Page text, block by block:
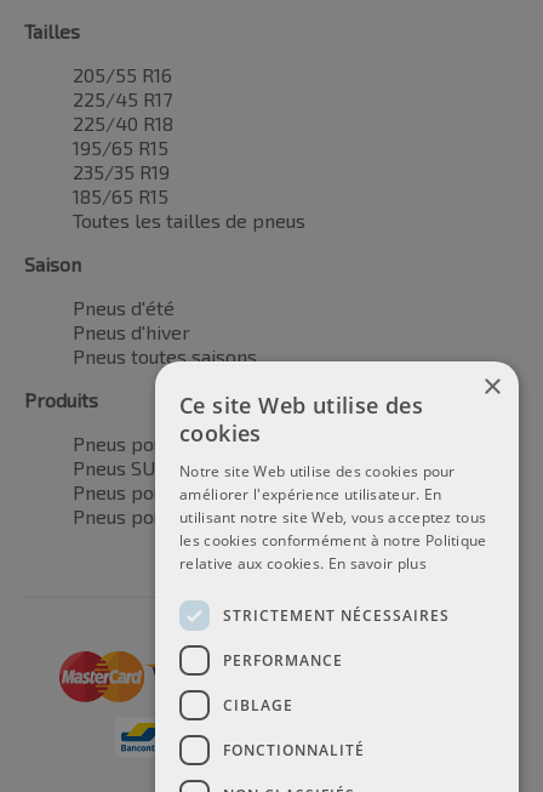
Tailles
205/55 R16
225/45 R17
225/40 R18
195/65 R15
235/35 R19
185/65 R15
Toutes les tailles de pneus
Saison
Pneus d'été
Pneus d'hiver
Pneus toutes saisons
Produits
Pneus pour voitures
Pneus SUV / 4x4
Pneus pour camionnettes
Pneus pour motos
×
Ce site Web utilise des
cookies
Notre site Web utilise des cookies pour
améliorer l'expérience utilisateur. En
utilisant notre site Web, vous acceptez tous
les cookies conformément à notre Politique
relative aux cookies. En savoir plus
STRICTEMENT NÉCESSAIRES
PERFORMANCE
CIBLAGE
FONCTIONNALITÉ